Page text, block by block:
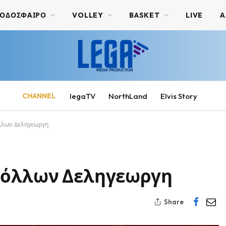
VOLLEY BASKET LIVE
CHANNEL legaTV NorthLand Elvis Story
Δεληγεωργη
Δεληγεωργη
Share